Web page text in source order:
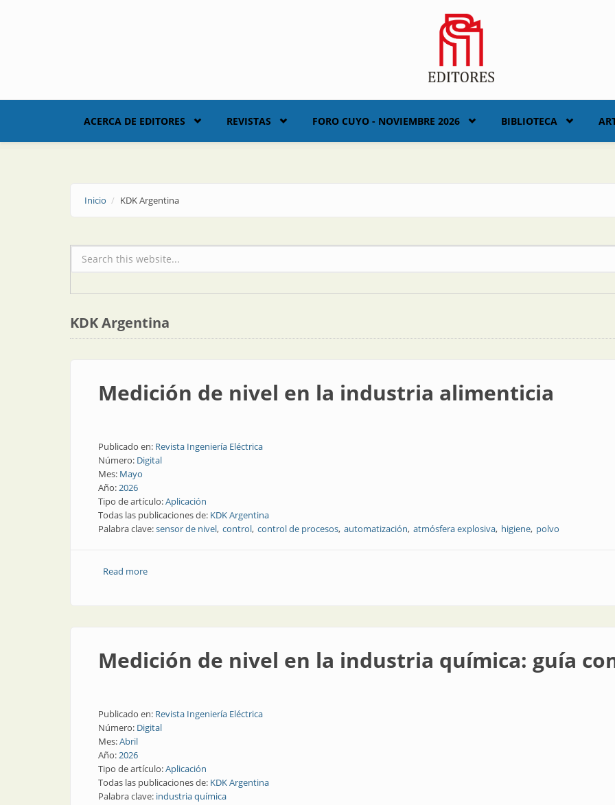
ACERCA DE EDITORES REVISTAS FORO CUYO - NOVIEMBRE 2026 BIBLIOTECA
Inicio KDK Argentina
Formulario de búsqueda
KDK Argentina
Medición de nivel en la industria alimenticia
Publicado en: Revista Ingeniería Eléctrica
Número: Digital
Mes: Mayo
Año:2026
Tipo de artículo:Aplicación
Todas las publicaciones de: KDK Argentina
Palabra clave:sensor de nivel control control de procesos automatización atmósfera explosiva higiene polvo
Read moreabout Medición de nivel en la industria alimenticia
Medición de nivel en la industria química: guía
Publicado en: Revista Ingeniería Eléctrica
Número: Digital
Mes:Abril
Año:2026
Tipo de artículo:Aplicación
Todas las publicaciones de: KDK Argentina
Palabra clave: industria química